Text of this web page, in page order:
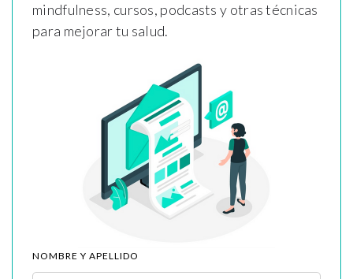
mindfulness, cursos, podcasts y otras técnicas
para mejorar tu salud.
NOMBRE Y APELLIDO